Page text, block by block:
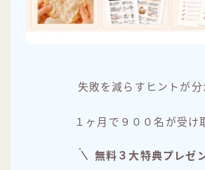
失敗を減らすヒントが分
１ヶ月で９００名が受け
無料３大特典プレゼ